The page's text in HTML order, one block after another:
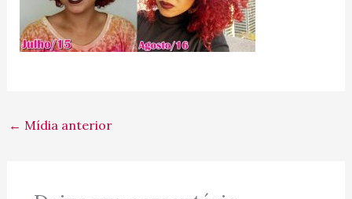
← Mídia anterior